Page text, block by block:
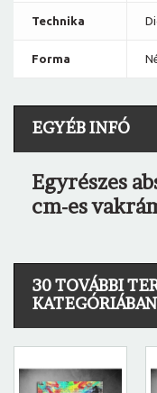
Technika
Forma
EGYÉB INFÓ
Egyrészes
cm-es
30 TOVÁBBI